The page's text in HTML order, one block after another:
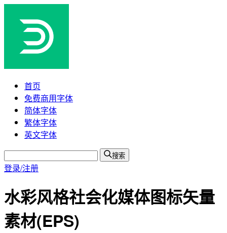
首页
免费商用字体
简体字体
繁体字体
英文字体
搜索
登录/注册
水彩风格社会化媒体图标矢量
素材(EPS)